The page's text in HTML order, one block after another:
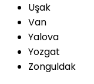
Uşak
Van
Yalova
Yozgat
Zonguldak